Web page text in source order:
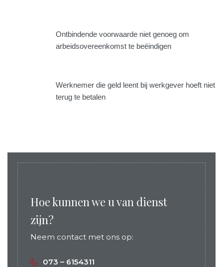
Ontbindende voorwaarde niet genoeg om
arbeidsovereenkomst te beëindigen
Werknemer die geld leent bij werkgever hoeft niet
terug te betalen
Hoe kunnen we u van dienst
zijn?
Neem contact met ons op:
073 – 6154311